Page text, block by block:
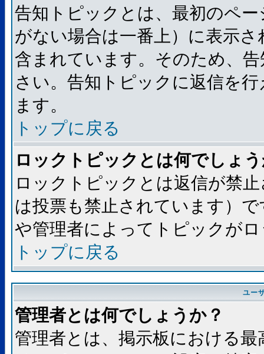
告知トピックとは、最初のペ
がない場合は一番上）に表示
含まれています。そのため、
さい。告知トピックに返信を
ます。
トップに戻る
ロックトピックとは何でしょ
ロックトピックとは返信が禁
は投票も禁止されています）
や管理者によってトピックが
トップに戻る
ユー
管理者とは何でしょうか？
管理者とは、掲示板における